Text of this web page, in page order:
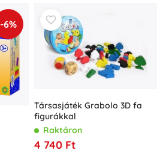
-6%
Társasjáték Grabolo 3D fa
figurákkal
Raktáron
4 740 Ft